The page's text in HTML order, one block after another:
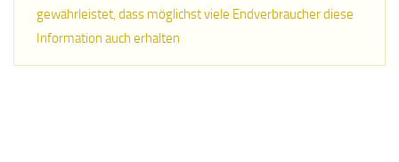
gewährleistet, dass möglichst viele Endverbraucher diese
Information auch erhalten